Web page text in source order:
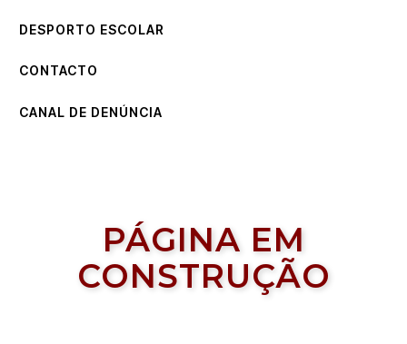
DESPORTO ESCOLAR
CONTACTO
CANAL DE DENÚNCIA
PÁGINA EM
CONSTRUÇÃO